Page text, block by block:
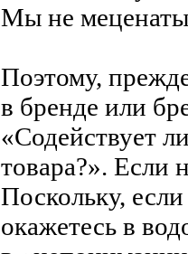
Мы не меценаты
Поэтому,
в бренде или
«Содействует
товара?». Если
Поскольку,
окажетесь в